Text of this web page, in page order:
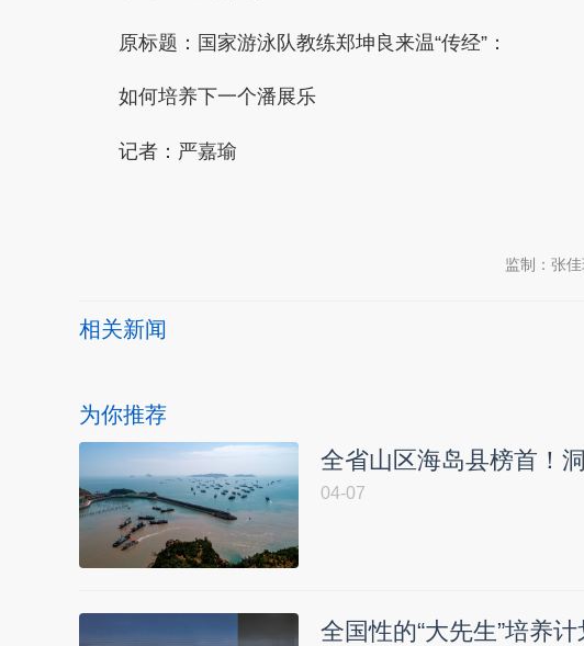
原标题：国家游泳队教练郑坤良来温“传经”：
如何培养下一个潘展乐
记者：严嘉瑜
监制：张佳
相关新闻
为你推荐
全省山区海岛县榜首！
04-07
全国性的“大先生”培养